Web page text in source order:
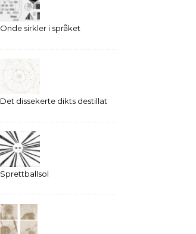
Onde sirkler i språket
Det dissekerte dikts destillat
Sprettballsol